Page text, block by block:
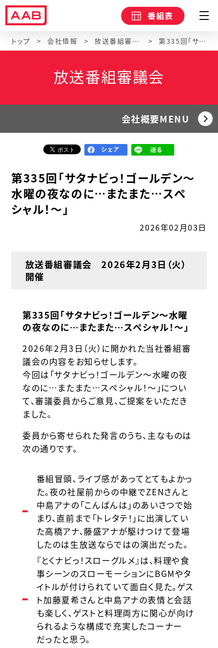
番組表
トップ 会社情報 放送番組審議会 第335回「サタナビっ！ゴールデン～水曜の夜なのに…またまた…スぺシャル！～」
放送番組審議会
会社概要MENU
第335回「サタナビっ！ゴールデン～
水曜の夜なのに…またまた…スぺ
シャル！～」
2026年02月03日
放送番組審議会 2026年2月3日（火）
開催
第335回「サタナビっ！ゴールデン～水曜
の夜なのに…またまた…スぺシャル！～」
2026年2月3日（火）に開かれた当社番組審
議会の内容をお知らせします。
今回は「サタナビっ！ゴールデン～水曜の夜
なのに…またまた…スぺシャル！～」につい
て、審議委員からご意見、ご提案をいただき
ました。
委員から寄せられた発言のうち、主なものは
次の通りです。
番組冒頭、ライブ感があってとてもよかっ
た。夜の社屋前からの中継でZENさんと
中島アナの「こんばんは」のあいさつで始
まり、直前まで「トレタテ！」に出演してい
た高橋アナ、藤盛アナが駆けつけて登場
したのは生放送ならではの演出だった。
『とくナビっ！スローグルメ』は、料理や食
事シーンのスローモーションにBGMやタ
イトルが付けられていて面白く見た。ゲス
ト加藤夏希さんと中島アナの表情と会話
も楽しく、ゲストと料理両方に関心が向け
られるような構成で充実したコーナー
だったと思う。